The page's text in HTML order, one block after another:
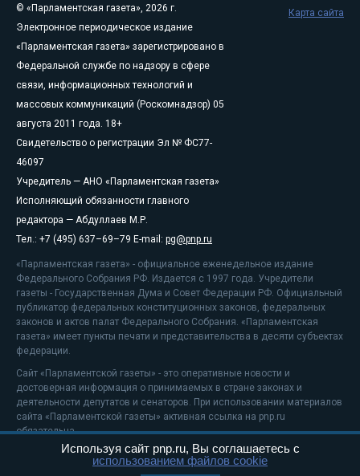
© «Парламентская газета», 2026 г.
Электронное периодическое издание
«Парламентская газета» зарегистрировано в
Федеральной службе по надзору в сфере
связи, информационных технологий и
массовых коммуникаций (Роскомнадзор) 05
августа 2011 года. 18+
Свидетельство о регистрации Эл № ФС77-
46097
Учредитель — АНО «Парламентская газета»
Исполняющий обязанности главного
редактора — Абдуллаев М.Р.
Тел.: +7 (495) 637–69–79 E-mail: pg@pnp.ru
«Парламентская газета» - официальное еженедельное издание
Федерального Собрания РФ. Издается с 1997 года. Учредители
газеты - Государственная Дума и Совет Федерации РФ. Официальный
публикатор федеральных конституционных законов, федеральных
законов и актов палат Федерального Собрания. «Парламентская
газета» имеет пункты печати и представительства в десяти субъектах
федерации.
Сайт «Парламентской газеты» - это оперативные новости и
достоверная информация о принимаемых в стране законах и
деятельности депутатов и сенаторов. При использовании материалов
сайта «Парламентской газеты» активная ссылка на pnp.ru
обязательна.
На информационном ресурсе применяютсярекомендательные
Карта сайта
Используя сайт pnp.ru, Вы соглашаетесь с
использованием файлов cookie